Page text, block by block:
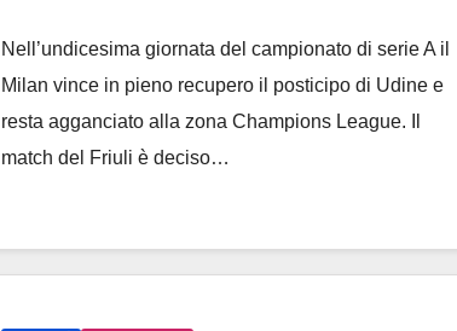
Nell’undicesima giornata del campionato di serie A il
Milan vince in pieno recupero il posticipo di Udine e
resta agganciato alla zona Champions League. Il
match del Friuli è deciso…